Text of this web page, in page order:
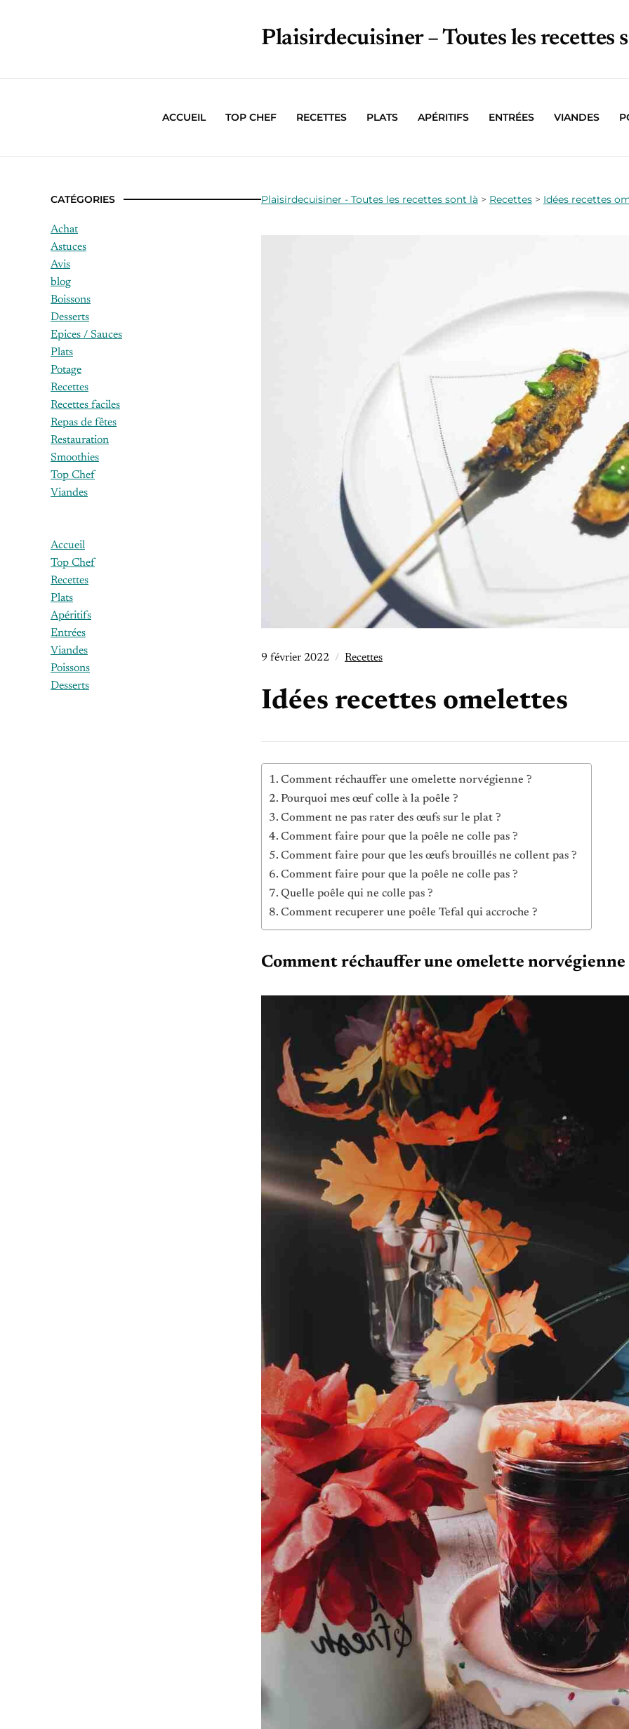
Plaisirdecuisiner – Toutes les recettes
ACCUEIL TOP CHEF RECETTES PLATS APÉRITIFS ENTRÉES VIANDES
Plaisirdecuisiner - Toutes les recettes sont là > Recettes > Idées recettes
9 février 2022 Recettes
Idées recettes omelettes
Comment réchauffer une omelette norvégienne ?
Pourquoi mes œuf colle à la poêle ?
Comment ne pas rater des œufs sur le plat ?
Comment faire pour que la poêle ne colle pas ?
Comment faire pour que les œufs brouillés ne collent pas ?
Comment faire pour que la poêle ne colle pas ?
Quelle poêle qui ne colle pas ?
Comment recuperer une poêle Tefal qui accroche ?
Comment réchauffer une omelette norvégienne
CATÉGORIES
Achat
Astuces
Avis
blog
Boissons
Desserts
Epices / Sauces
Plats
Potage
Recettes
Recettes faciles
Repas de fêtes
Restauration
Smoothies
Top Chef
Viandes
Accueil
Top Chef
Recettes
Plats
Apéritifs
Entrées
Viandes
Poissons
Desserts